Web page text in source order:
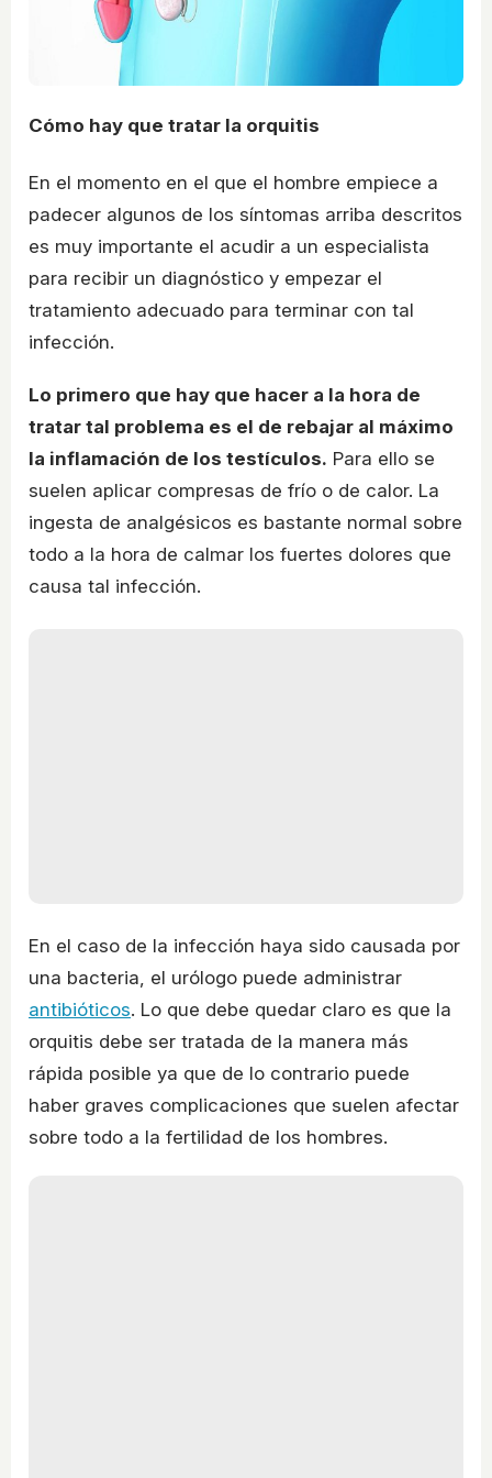
Cómo hay que tratar la orquitis
En el momento en el que el hombre empiece a
padecer algunos de los síntomas arriba descritos
es muy importante el acudir a un especialista
para recibir un diagnóstico y empezar el
tratamiento adecuado para terminar con tal
infección.
Lo primero que hay que hacer a la hora de
tratar tal problema es el de rebajar al máximo
la inflamación de los testículos. Para ello se
suelen aplicar compresas de frío o de calor. La
ingesta de analgésicos es bastante normal sobre
todo a la hora de calmar los fuertes dolores que
causa tal infección.
En el caso de la infección haya sido causada por
una bacteria, el urólogo puede administrar
antibióticos. Lo que debe quedar claro es que la
orquitis debe ser tratada de la manera más
rápida posible ya que de lo contrario puede
haber graves complicaciones que suelen afectar
sobre todo a la fertilidad de los hombres.